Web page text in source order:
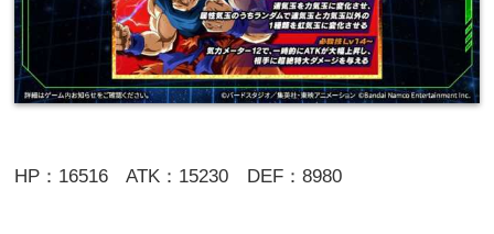
HP：16516 ATK：15230 DEF：8980